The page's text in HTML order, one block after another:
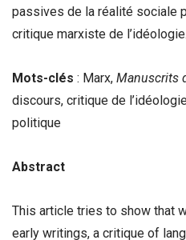
passives de la réalité sociale
critique marxiste de l’idéologie.
Mots-clés : Marx, Manuscrits
discours, critique de
politique
Abstract
This article tries to show that
early writings, a critique of